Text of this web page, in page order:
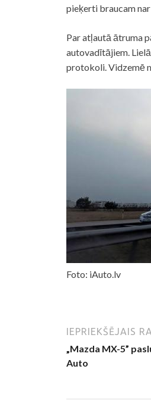
pieķerti braucam
Par atļautā ātruma
autovadītājiem.
protokoli. Vidzemē
Foto: iAuto.lv
IEPRIEKŠĒJAIS
„Mazda MX-5”
Auto